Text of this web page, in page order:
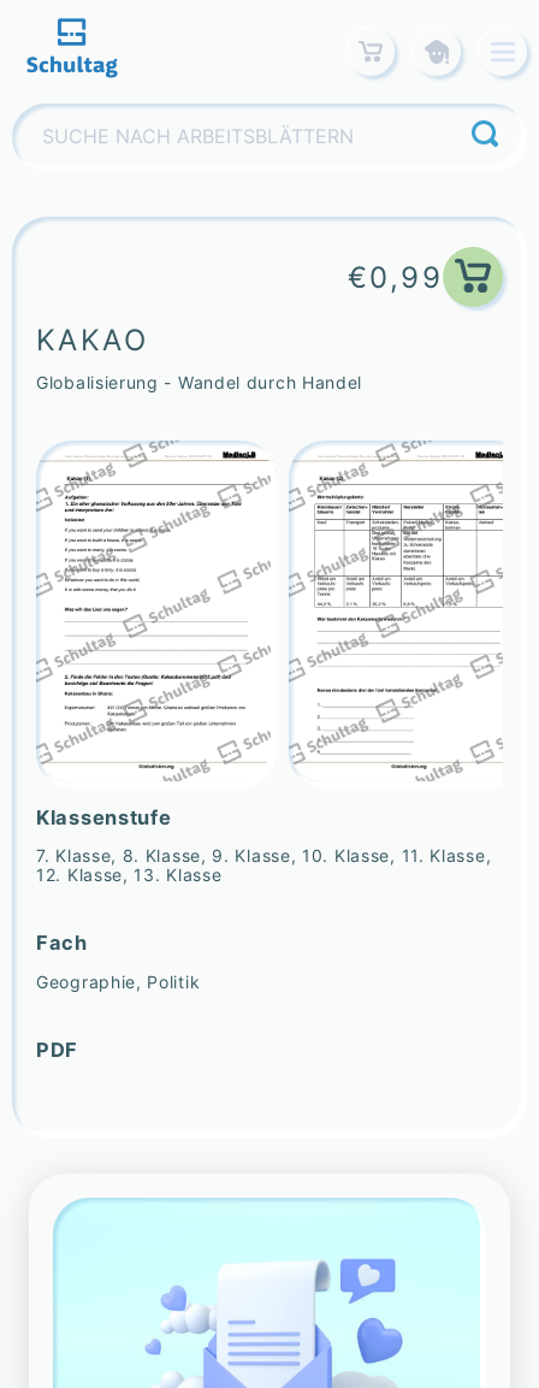
content
Suchen
nach:
€0,99
KAKAO
Globalisierung - Wandel durch Handel
Klassenstufe
7. Klasse, 8. Klasse, 9. Klasse, 10. Klasse, 11. Klasse,
12. Klasse, 13. Klasse
Fach
Geographie, Politik
PDF